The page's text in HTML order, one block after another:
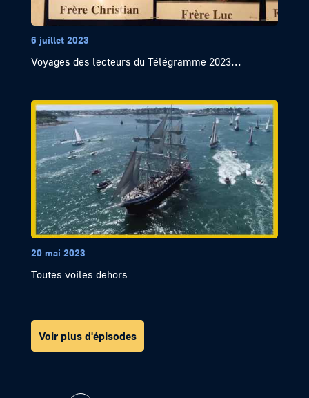
6 juillet 2023
Voyages des lecteurs du Télégramme 2023...
20 mai 2023
Toutes voiles dehors
Voir plus d'épisodes